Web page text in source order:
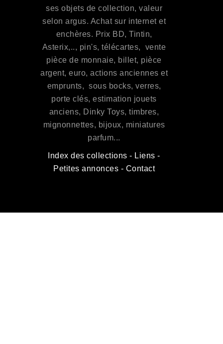
ses objets de collection, valeur
selon argus. Achat sur internet et
enchères. Prix BD, Tintin,
Asterix,.., pin's, télécartes, vente
pièce de monnaie, billet, pièce
argent, euro, actions anciennes et
emprunts, sous bocks, verres,
porte clés, estimation jouets
anciens, Dinky Toys, timbres,
mignonnettes, bijoux, miniatures
parfum...
Index des collections - Liens -
Petites annonces - Contact